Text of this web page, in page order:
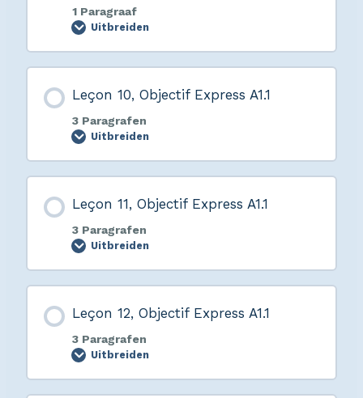
1 Paragraaf
Uitbreiden
Leçon 10, Objectif Express A1.1
3 Paragrafen
Uitbreiden
Leçon 11, Objectif Express A1.1
3 Paragrafen
Uitbreiden
Leçon 12, Objectif Express A1.1
3 Paragrafen
Uitbreiden